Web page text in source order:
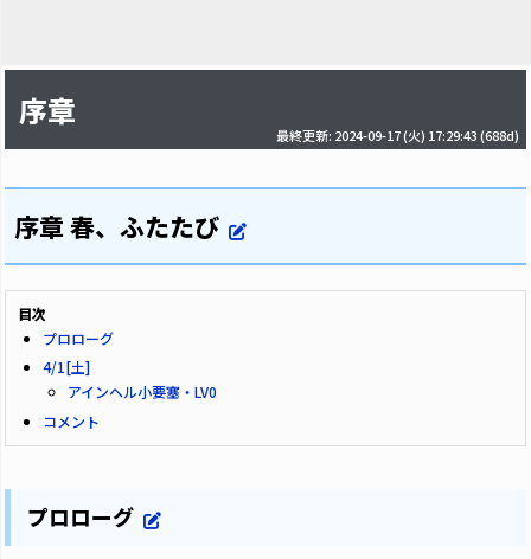
序章
最終更新: 2024-09-17 (火) 17:29:43(688d)
序章 春、ふたたび
目次
プロローグ
4/1[土]
アインヘル小要塞・LV0
コメント
プロローグ